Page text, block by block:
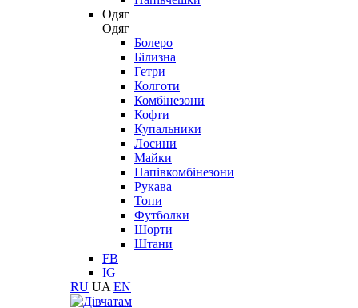
Одяг
Одяг
Болеро
Білизна
Гетри
Колготи
Комбінезони
Кофти
Купальники
Лосини
Майки
Напівкомбінезони
Рукава
Топи
Футболки
Шорти
Штани
FB
IG
RU UA EN